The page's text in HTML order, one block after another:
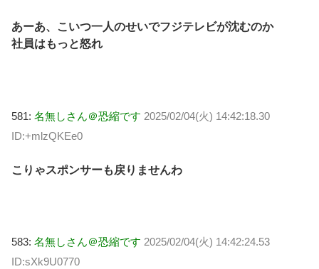
あーあ、こいつ一人のせいでフジテレビが沈むのか
社員はもっと怒れ
581: 名無しさん＠恐縮です 2025/02/04(火) 14:42:18.30
ID:+mlzQKEe0
こりゃスポンサーも戻りませんわ
583: 名無しさん＠恐縮です 2025/02/04(火) 14:42:24.53
ID:sXk9U0770